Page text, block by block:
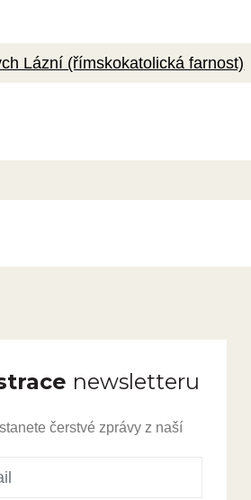
Lázní (římskokatolická farnost)
newsletteru
čerstvé zprávy z naší